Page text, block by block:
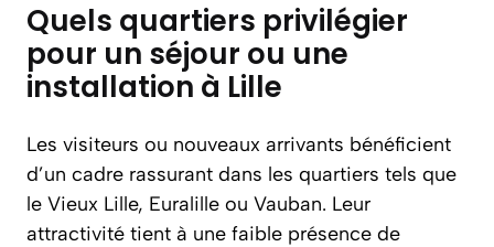
Quels quartiers privilégier
pour un séjour ou une
installation à Lille
Les visiteurs ou nouveaux arrivants bénéficient
d’un cadre rassurant dans les quartiers tels que
le Vieux Lille, Euralille ou Vauban. Leur
attractivité tient à une faible présence de